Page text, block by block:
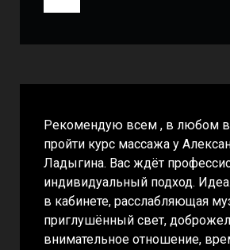
Рекомендую всем , в любом
пройти курс массажа у
Ладыгина. Вас ждёт
индивидуальный подход.
в кабинете, расслабляющая
приглушённый свет,
внимательное отношение,